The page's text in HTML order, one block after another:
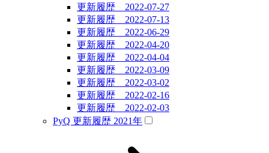
更新履歴 2022-07-27
更新履歴 2022-07-13
更新履歴 2022-06-29
更新履歴 2022-04-20
更新履歴 2022-04-04
更新履歴 2022-03-09
更新履歴 2022-03-02
更新履歴 2022-02-16
更新履歴 2022-02-03
PyQ 更新履歴 2021年